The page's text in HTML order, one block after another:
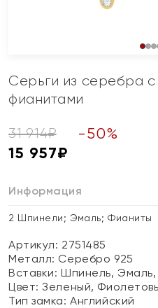
Серьги из серебра
фианитами
31 914₽ -50%
15 957₽
Информация
2 Шпинели; Эмаль; Фианиты
Артикул: 2751485
Металл: Серебро 925
Вставки:Шпинель,
Цвет:Зеленый,
Тип замка:Английский